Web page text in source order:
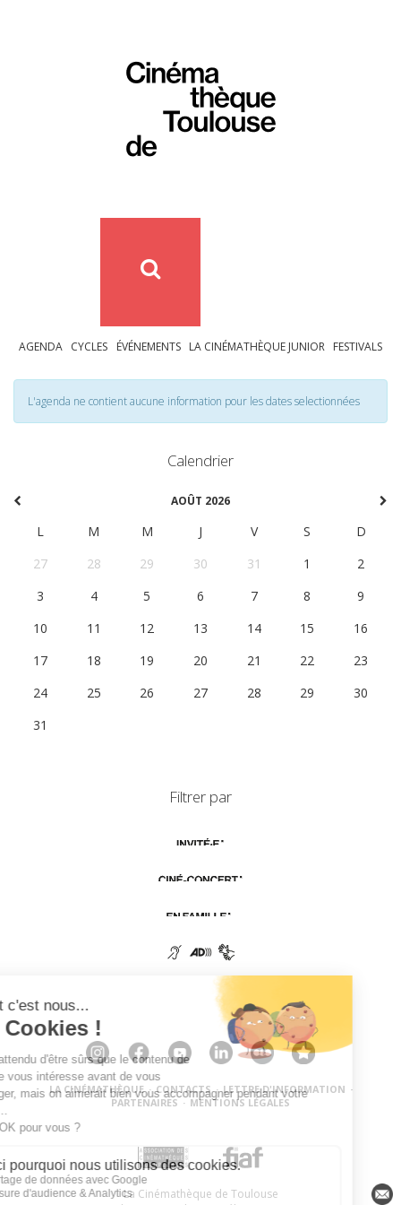
AGENDA CYCLES ÉVÉNEMENTS LA CINÉMATHÈQUE JUNIOR FESTIVALS
L'agenda ne contient aucune information pour les dates selectionnées
Calendrier
AOÛT 2026
L M M J V S
D
27
28 29 30 31 1
2
3
4 5 6 7 8
9
10
11 12 13 14 15
16
17
18 19 20 21 22
23
24
25 26 27 28 29
30
31
Filtrer par
LA CINÉMATHÈQUE · CONTACTS · LETTRE D'INFORMATION ·
PARTENAIRES · MENTIONS LÉGALES
La Cinémathèque de Toulouse